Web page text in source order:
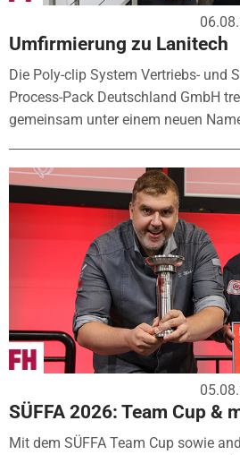
Umfirmierung zu Lanitech
Die Poly-clip System Vertriebs- und
Process-Pack Deutschland GmbH
gemeinsam unter einem neuen
SÜFFA 2026: Team Cup &
Mit dem SÜFFA Team Cup sowie